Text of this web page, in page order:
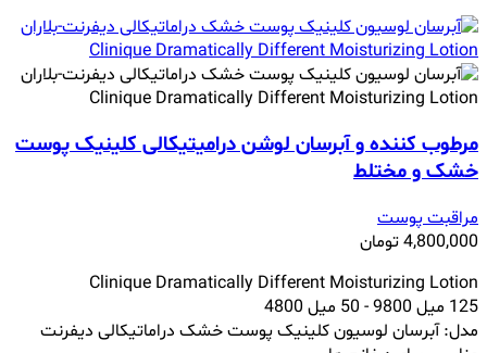
مرطوب کننده و آبرسان لوشن درامیتیکالی کلینیک پوست
خشک و مختلط
مراقبت پوست
4,800,000تومان
Clinique Dramatically Different Moisturizing Lotion
125 میل 9800 - 50 میل 4800
مدل:آبرسان لوسیون کلینیک پوست خشک دراماتیکالی دیفرنت